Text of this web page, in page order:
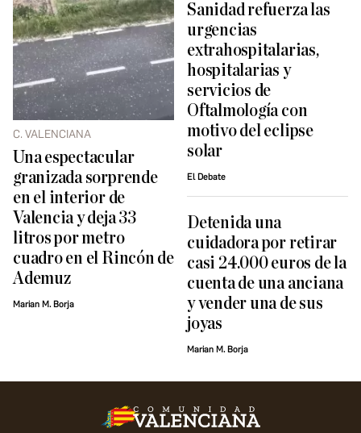
C. VALENCIANA
Una espectacular
granizada sorprende
en el interior de
Valencia y deja 33
litros por metro
cuadro en el Rincón de
Ademuz
Marian M. Borja
Sanidad refuerza las
urgencias
extrahospitalarias,
hospitalarias y
servicios de
Oftalmología con
motivo del eclipse
solar
El Debate
Detenida una
cuidadora por retirar
casi 24.000 euros de la
cuenta de una anciana
y vender una de sus
joyas
Marian M. Borja